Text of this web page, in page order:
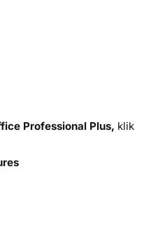
Professional Plus, klik